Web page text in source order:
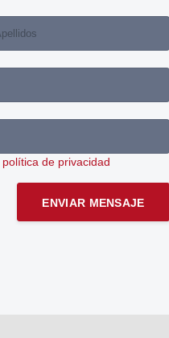
política de privacidad